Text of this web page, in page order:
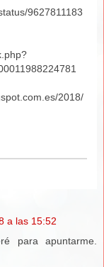
9627811183
2018/
a las 15:52
para apuntarme.